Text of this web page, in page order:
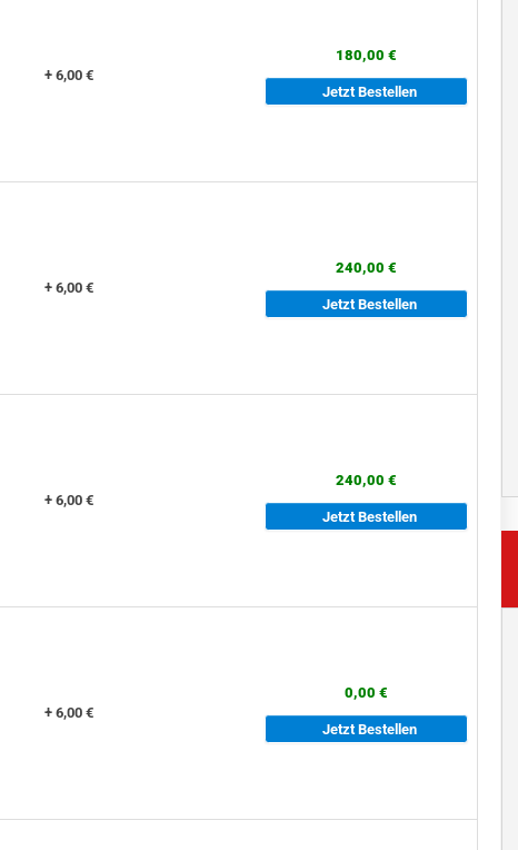
+ 6,00 €
180,00 €
Jetzt Bestellen
+ 6,00 €
240,00 €
Jetzt Bestellen
+ 6,00 €
240,00 €
Jetzt Bestellen
+ 6,00 €
0,00 €
Jetzt Bestellen